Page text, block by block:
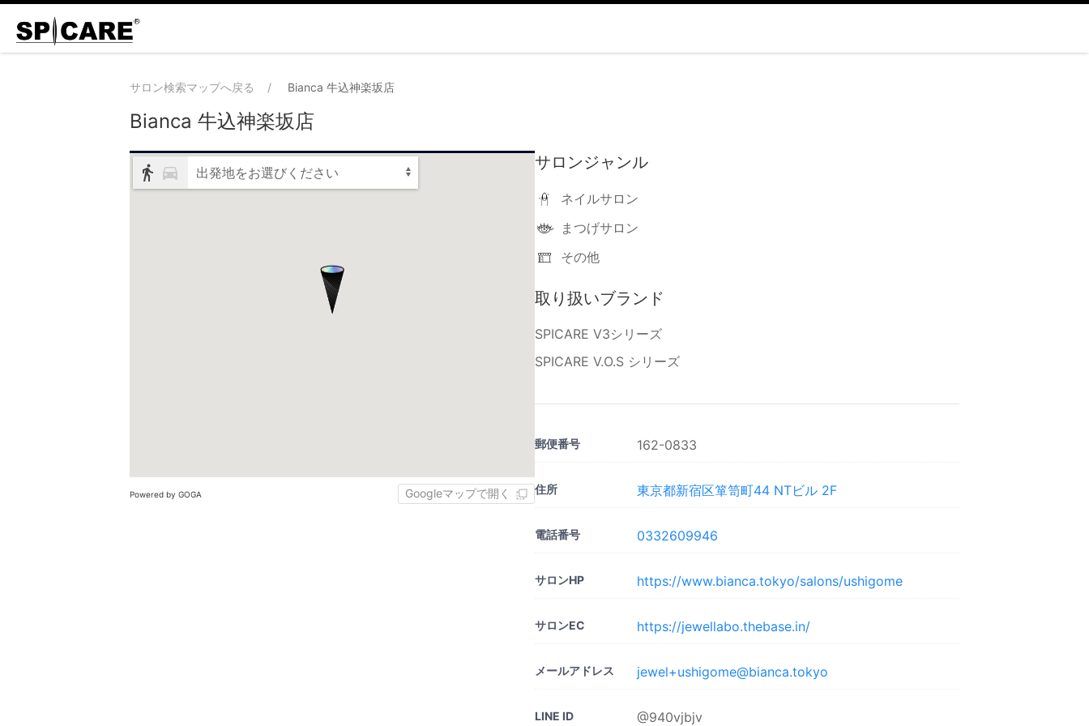
サロン検索マップへ戻る Bianca 牛込神楽坂店
Bianca 牛込神楽坂店
出発地をお選びください
Powered by GOGA Googleマップで開く
サロンジャンル
ネイルサロン
まつげサロン
その他
取り扱いブランド
SPICARE V3シリーズ
SPICARE V.O.S シリーズ
郵便番号 162-0833
住所 東京都新宿区箪笥町44 NTビル 2F
電話番号 0332609946
サロンHP https://www.bianca.tokyo/salons/ushigome
サロンEC https://jewellabo.thebase.in/
メールアドレス jewel+ushigome@bianca.tokyo
LINE ID @940vjbjv